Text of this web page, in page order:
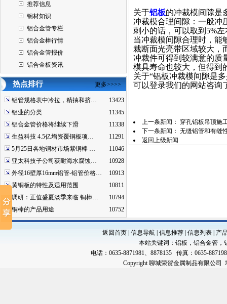
推荐信息
钢材知识
铝合金管专栏
铝合金棒行情
铝合金管报价
铝合金板资讯
热点排行 更多>>>>
铝管规格表中冷拉，精抽和挤…
13423
铝业的分类
11345
铝合金管价格将继续下滑
11338
生益科技 4.5亿增资覆铜板项…
11291
5月25日各地铜材市场紫铜棒 …
11046
亚太科技子公司获耐海水腐蚀…
10928
外径16壁厚16mm铝管-铝管价格…
10913
黄铜板的特性及适用范围
10811
调研：正值盛夏淡季来临 铜棒…
10794
铜棒的产品用途
10752
关于铝板的冲裁模间隙是
冲裁模合理间隙：一般冲
刺小的话，可以取到5%
当冲裁模间隙合理时，能
裁断面光亮带区域较大，
冲裁件可得到较满意的质
模具寿命也较大，但得到
关于“铝板冲裁模间隙是
可以登录我们的网站咨询
上一条新闻：
穿孔铝板吊顶施
下一条新闻： 无缝铝管和有缝
返回上级新闻
返回首页 信息导航 信息推荐 信息列表
产
本站关键词： 铝板 ， 铝合金管 ，
电话：0635-8871981、8878135 传真：0635-
Copyright 聊城荣贺金属制品有限公